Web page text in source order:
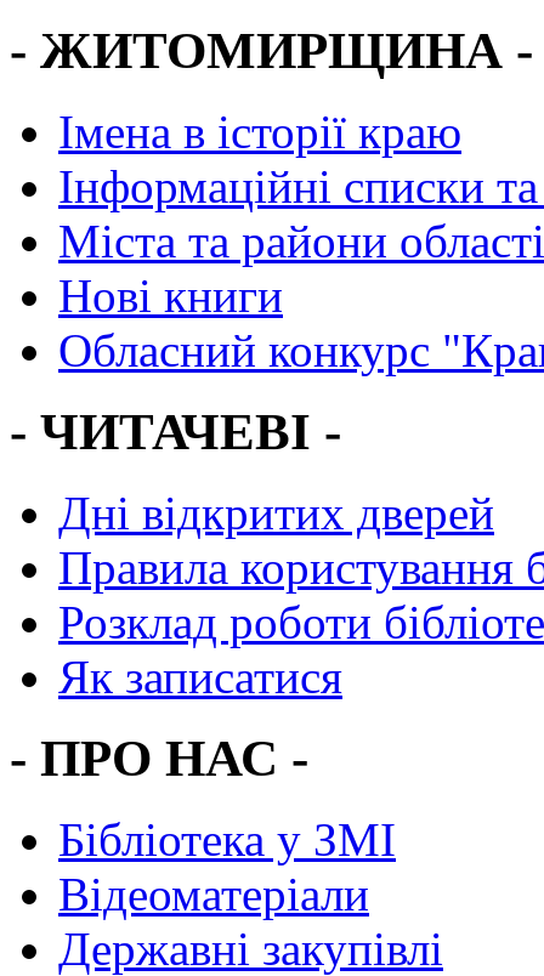
- ЖИТОМИРЩИНА -
Імена в історії краю
Інформаційні списки
Міста та райони області
Нові книги
Обласний конкурс
- ЧИТАЧЕВІ -
Дні відкритих дверей
Правила користування
Розклад роботи
Як записатися
- ПРО НАС -
Бібліотека у ЗМІ
Відеоматеріали
Державні закупівлі